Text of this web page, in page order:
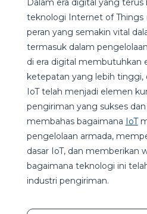
teknologi Internet of Things
peran yang semakin vital
termasuk dalam
di era digital membutuhkan
ketepatan yang lebih tinggi,
IoT telah menjadi elemen
pengiriman yang sukses
membahas bagaimana IoT
pengelolaan armada,
dasar IoT, dan memberikan
bagaimana teknologi ini
industri pengiriman.